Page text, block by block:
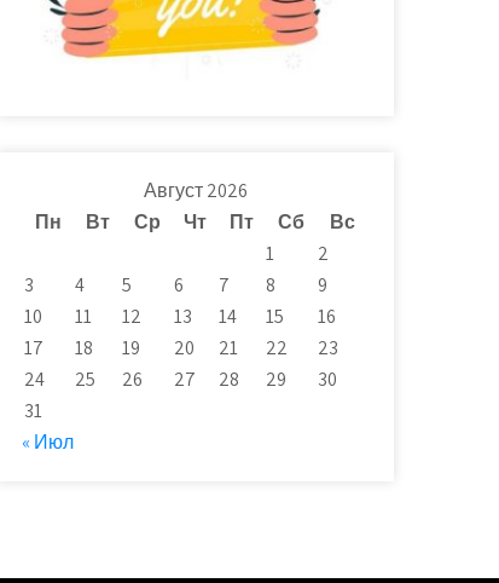
Август 2026
Пн
Вт Ср Чт Пт Сб
Вс
1
2
3
4 5 6 7 8
9
10
11 12 13 14 15
16
17
18 19 20 21 22
23
24
25 26 27 28 29
30
31
« Июл